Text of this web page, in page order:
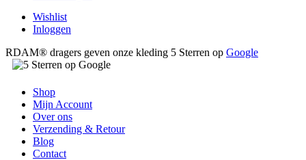
Wishlist
Inloggen
RDAM® dragers geven onze kleding 5 Sterren op Google
Shop
Mijn Account
Over ons
Verzending & Retour
Blog
Contact